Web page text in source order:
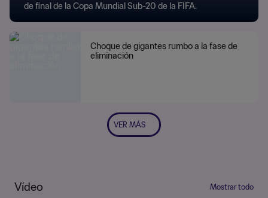
de final de la Copa Mundial Sub-20 de la FIFA.
Choque de gigantes rumbo a la fase de
eliminación
VER MÁS
Vídeo Mostrar todo